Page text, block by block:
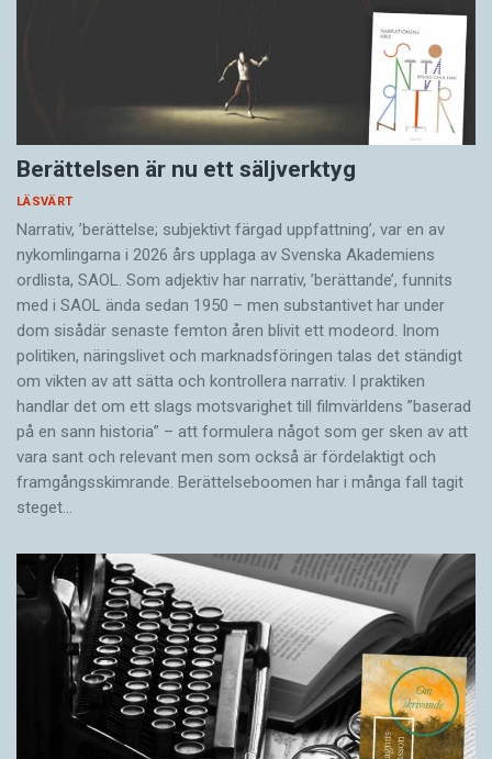
Berättelsen är nu ett säljverktyg
LÄSVÄRT
Narrativ, ’berättelse; subjektivt färgad uppfattning’, var en av
nykomlingarna i 2026 års upplaga av Svenska Akademiens
ordlista, SAOL. Som adjektiv har narrativ, ’berättande’, funnits
med i SAOL ända sedan 1950 – men substantivet har under
dom sisådär senaste femton åren blivit ett modeord. Inom
politiken, näringslivet och marknadsföringen talas det ständigt
om vikten av att sätta och kontrollera narrativ. I praktiken
handlar det om ett slags motsvarighet till filmvärldens ”baserad
på en sann historia” – att formulera något som ger sken av att
vara sant och ­relevant men som också är fördelaktigt och
framgångsskimrande. Berättelseboomen har i många fall tagit
steget…